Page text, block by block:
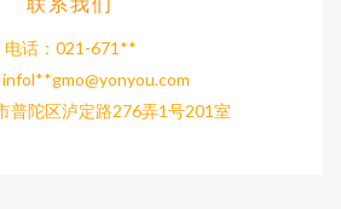
电话：021-671**
infol**gmo@yonyou.com
普陀区泸定路276弄1号201室